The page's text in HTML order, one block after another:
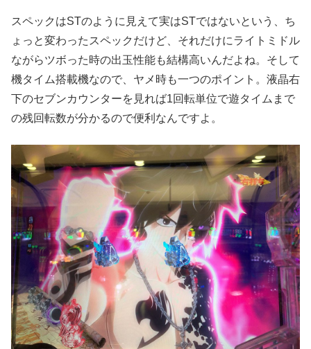
スペックはSTのように見えて実はSTではないという、ち
ょっと変わったスペックだけど、それだけにライトミドル
ながらツボった時の出玉性能も結構高いんだよね。そして
機タイム搭載機なので、ヤメ時も一つのポイント。液晶右
下のセブンカウンターを見れば1回転単位で遊タイムまで
の残回転数が分かるので便利なんですよ。